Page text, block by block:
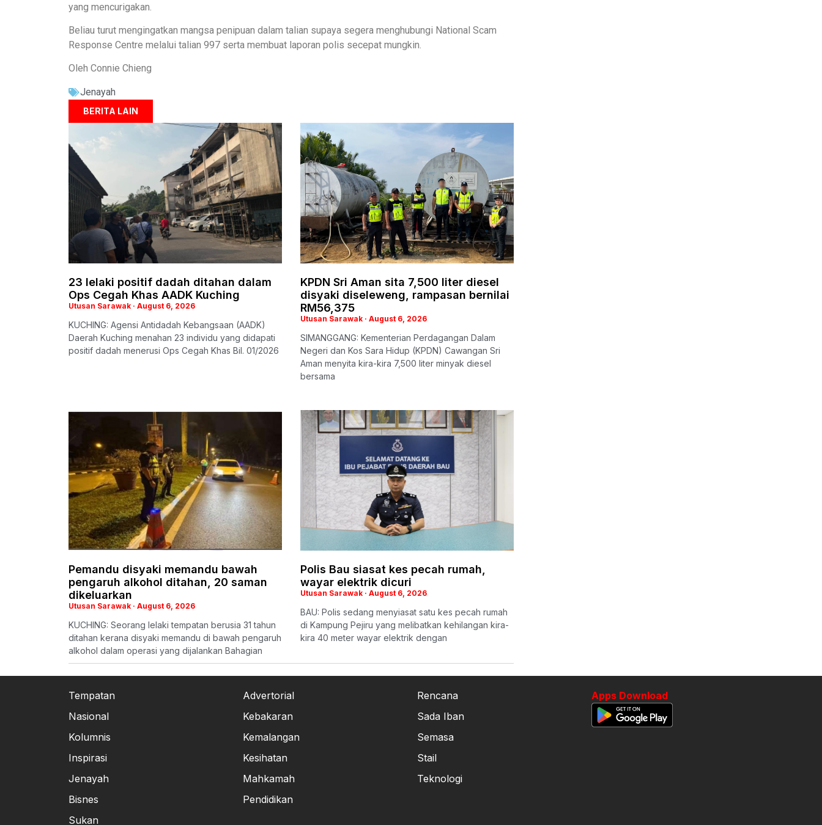
yang mencurigakan.
Beliau turut mengingatkan mangsa penipuan dalam talian supaya segera menghubungi National Scam
Response Centre melalui talian 997 serta membuat laporan polis secepat mungkin.
Oleh Connie Chieng
Jenayah
BERITA LAIN
23 lelaki positif dadah ditahan dalam
Ops Cegah Khas AADK Kuching
Utusan Sarawak August 6, 2026
KUCHING: Agensi Antidadah Kebangsaan (AADK)
Daerah Kuching menahan 23 individu yang didapati
positif dadah menerusi Ops Cegah Khas Bil. 01/2026
KPDN Sri Aman sita 7,500 liter diesel
disyaki diseleweng, rampasan bernilai
RM56,375
Utusan Sarawak August 6, 2026
SIMANGGANG: Kementerian Perdagangan Dalam
Negeri dan Kos Sara Hidup (KPDN) Cawangan Sri
Aman menyita kira-kira 7,500 liter minyak diesel
bersama
Pemandu disyaki memandu bawah
pengaruh alkohol ditahan, 20 saman
dikeluarkan
Utusan Sarawak August 6, 2026
KUCHING: Seorang lelaki tempatan berusia 31 tahun
ditahan kerana disyaki memandu di bawah pengaruh
alkohol dalam operasi yang dijalankan Bahagian
Polis Bau siasat kes pecah rumah,
wayar elektrik dicuri
Utusan Sarawak August 6, 2026
BAU: Polis sedang menyiasat satu kes pecah rumah
di Kampung Pejiru yang melibatkan kehilangan kira-
kira 40 meter wayar elektrik dengan
Tempatan
Nasional
Kolumnis
Inspirasi
Jenayah
Bisnes
Sukan
Advertorial
Kebakaran
Kemalangan
Kesihatan
Mahkamah
Pendidikan
Rencana
Sada Iban
Semasa
Stail
Teknologi
Apps Download